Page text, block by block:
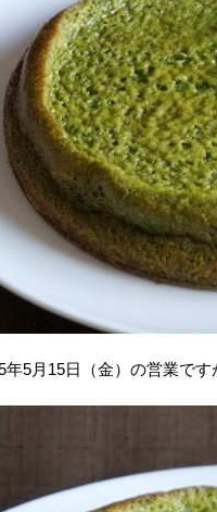
年5月15日（金）の営業で